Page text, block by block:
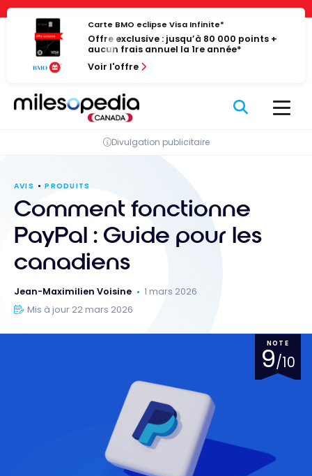
Panneau de gestion des cookies
Passer
contenu
Carte BMO eclipse Visa Infinite*
Offre exclusive : jusqu’à 80 000 points +
aucun frais annuel la 1re année*
Voir l'offre
Divulgation publicitaire
AVIS PRODUITS
Comment fonctionne
PayPal : Guide pour les
canadiens
Jean-Maximilien Voisine
1 mars 2026
Mis à jour 22 mars 2026
NOTE
9/10